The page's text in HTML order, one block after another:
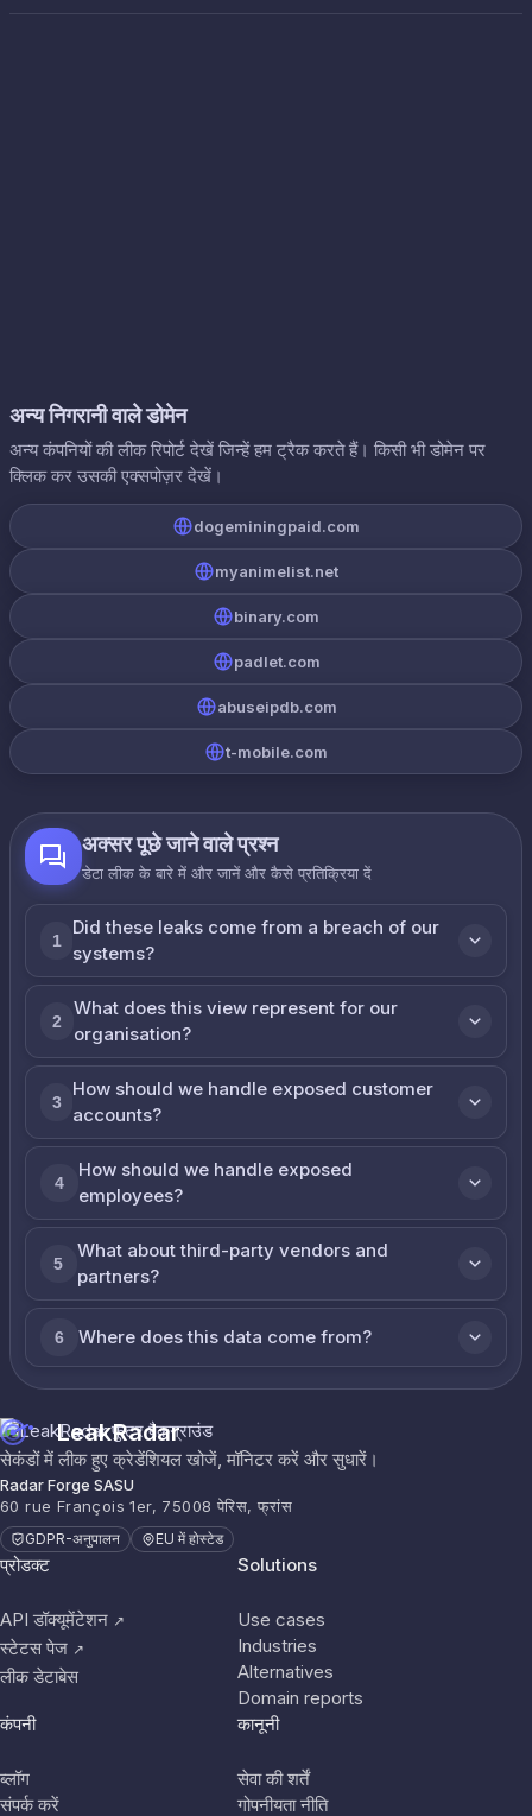
अन्य निगरानी वाले डोमेन
अन्य कंपनियों की लीक रिपोर्ट देखें जिन्हें हम ट्रैक करते हैं। किसी भी डोमेन पर
क्लिक कर उसकी एक्सपोज़र देखें।
dogeminingpaid.com
myanimelist.net
binary.com
padlet.com
abuseipdb.com
t-mobile.com
अक्सर पूछे जाने वाले प्रश्न
डेटा लीक के बारे में और जानें और कैसे प्रतिक्रिया दें
1
Did these leaks come from a breach of our
systems?
2
What does this view represent for our
organisation?
3
How should we handle exposed customer
accounts?
4
How should we handle exposed
employees?
5
What about third-party vendors and
partners?
6 Where does this data come from?
LeakRadar
सेकंडों में लीक हुए क्रेडेंशियल खोजें, मॉनिटर करें और सुधारें।
Radar Forge SASU
60 rue François 1er, 75008 पेरिस, फ्रांस
GDPR-अनुपालन EU में होस्टेड
प्रोडक्ट
API डॉक्यूमेंटेशन ↗
स्टेटस पेज ↗
लीक डेटाबेस
Solutions
Use cases
Industries
Alternatives
Domain reports
कंपनी
ब्लॉग
संपर्क करें
कानूनी
सेवा की शर्तें
गोपनीयता नीति